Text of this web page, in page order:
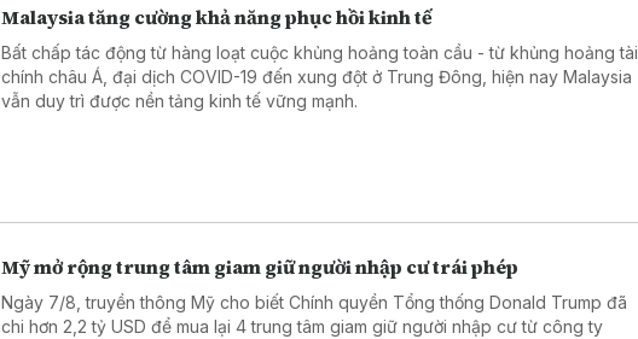
Malaysia tăng cường khả năng phục hồi kinh tế
Bất chấp tác động từ hàng loạt cuộc khủng hoảng toàn cầu - từ khủng hoảng tài
chính châu Á, đại dịch COVID-19 đến xung đột ở Trung Đông, hiện nay Malaysia
vẫn duy trì được nền tảng kinh tế vững mạnh.
Mỹ mở rộng trung tâm giam giữ người nhập cư trái phép
Ngày 7/8, truyền thông Mỹ cho biết Chính quyền Tổng thống Donald Trump đã
chi hơn 2,2 tỷ USD để mua lại 4 trung tâm giam giữ người nhập cư từ công ty